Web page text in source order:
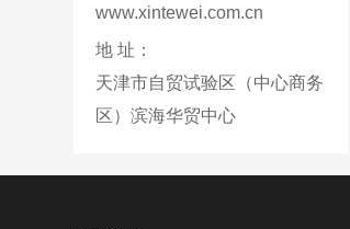
www.xintewei.com.cn
地 址：
天津市自贸试验区（中心商务
区）滨海华贸中心